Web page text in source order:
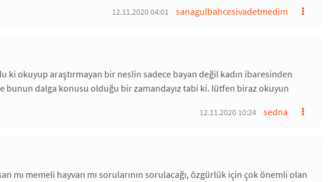
sanagulbahcesivadetmedim
12.11.2020 04:01
okuyup araştırmayan bir neslin sadece bayan değil kadın ibaresinden
bunun dalga konusu olduğu bir zamandayız tabi ki. lütfen biraz okuyun
sedna
12.11.2020 10:24
mı memeli hayvan mı sorularının sorulacağı, özgürlük için çok önemli olan